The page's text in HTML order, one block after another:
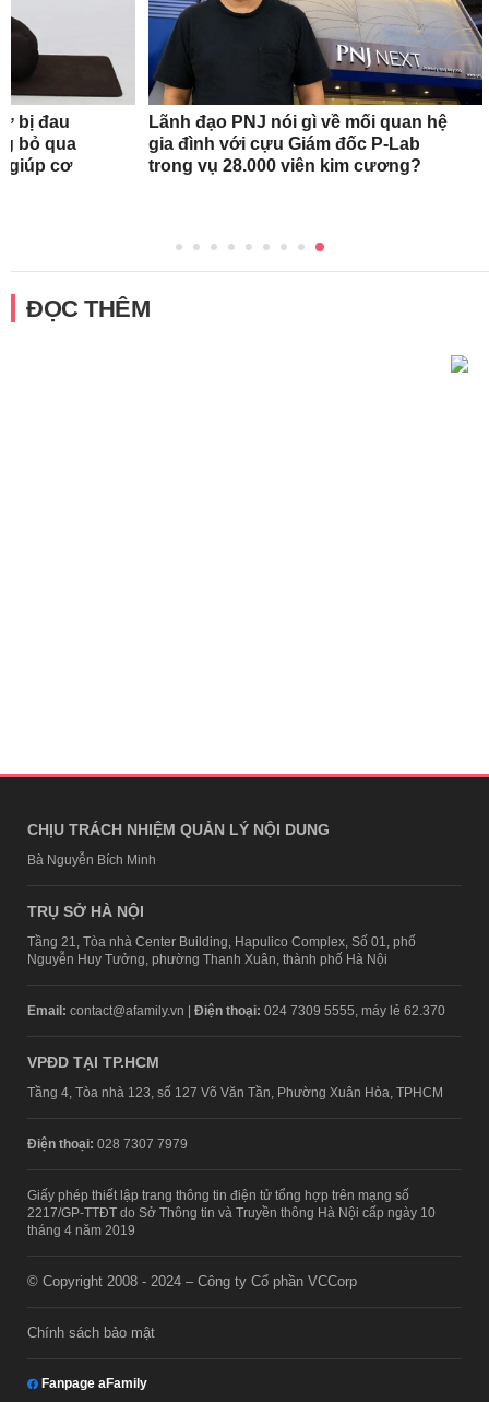
bị đau
bỏ qua
giúp cơ
Lãnh đạo PNJ nói gì về mối quan hệ
gia đình với cựu Giám đốc P-Lab
trong vụ 28.000 viên kim cương?
ĐỌC THÊM
CHỊU TRÁCH NHIỆM QUẢN LÝ NỘI DUNG
Bà Nguyễn Bích Minh
TRỤ SỞ HÀ NỘI
Tầng 21, Tòa nhà Center Building, Hapulico Complex, Số 01, phố
Nguyễn Huy Tưởng, phường Thanh Xuân, thành phố Hà Nội
Email: contact@afamily.vn | Điện thoại: 024 7309 5555, máy lẻ 62.370
VPĐD TẠI TP.HCM
Tầng 4, Tòa nhà 123, số 127 Võ Văn Tần, Phường Xuân Hòa, TPHCM
Điện thoại: 028 7307 7979
Giấy phép thiết lập trang thông tin điện tử tổng hợp trên mạng số
2217/GP-TTĐT do Sở Thông tin và Truyền thông Hà Nội cấp ngày 10
tháng 4 năm 2019
© Copyright 2008 - 2024 – Công ty Cổ phần VCCorp
Chính sách bảo mật
Fanpage aFamily